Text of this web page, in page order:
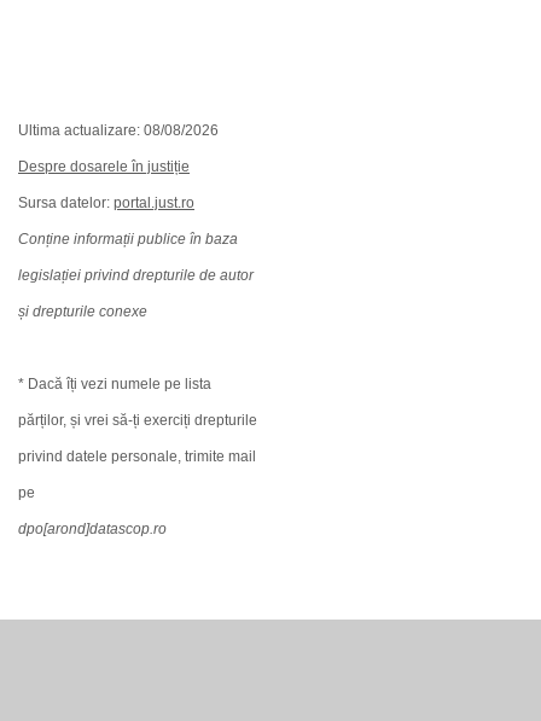
Ultima actualizare: 08/08/2026
Despre dosarele în justiție
Sursa datelor: portal.just.ro
Conține informații publice în baza
legislației privind drepturile de autor
și drepturile conexe
* Dacă îți vezi numele pe lista
părților, și vrei să-ți exerciți drepturile
privind datele personale, trimite mail
pe
dpo[arond]datascop.ro